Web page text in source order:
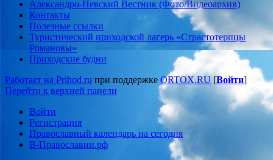
Александро-Невский Вестник (Фото/Видеоархив)
Контакты
Полезные ссылки
Туристический приходской лагерь «Страстотерпцы
Романовы»
Приходские будни
Работает на Prihod.ru при поддержке ORTOX.RU[Войти]
Перейти к верхней панели
Войти
Регистрация
Православный календарь на сегодня
В-Православии.рф